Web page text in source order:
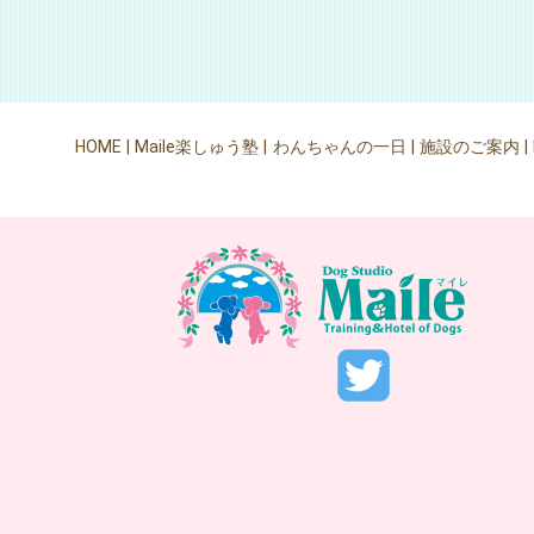
HOME Maile楽しゅう塾 わんちゃんの一日 施設のご案内